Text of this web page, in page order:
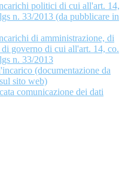
politici di cui all'art. 14,
n. 33/2013 (da pubblicare in
di amministrazione, di
governo di cui all'art. 14, co.
n. 33/2013
(documentazione da
sito web)
comunicazione dei dati